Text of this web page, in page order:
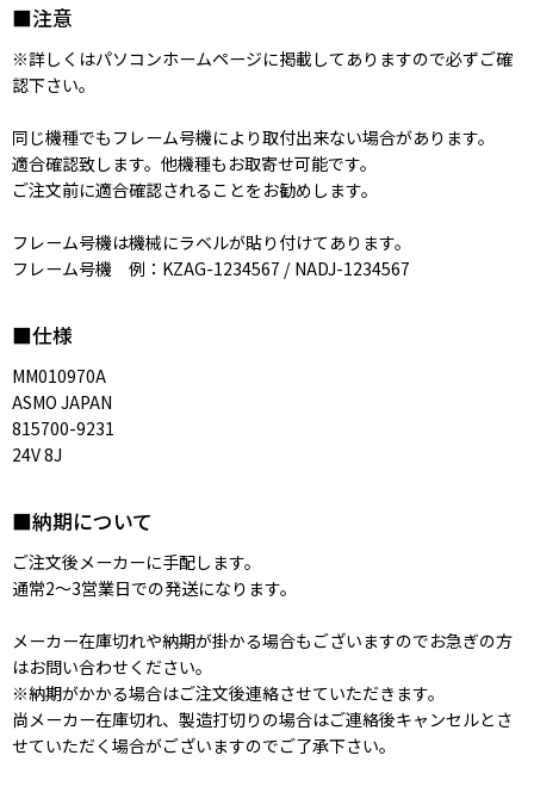
■注意
※詳しくはパソコンホームページに掲載してありますので必ずご確
認下さい。
同じ機種でもフレーム号機により取付出来ない場合があります。
適合確認致します。他機種もお取寄せ可能です。
ご注文前に適合確認されることをお勧めします。
フレーム号機は機械にラベルが貼り付けてあります。
フレーム号機 例：KZAG-1234567 / NADJ-1234567
■仕様
MM010970A
ASMO JAPAN
815700-9231
24V 8J
■納期について
ご注文後メーカーに手配します。
通常2〜3営業日での発送になります。
メーカー在庫切れや納期が掛かる場合もございますのでお急ぎの方
はお問い合わせください。
※納期がかかる場合はご注文後連絡させていただきます。
尚メーカー在庫切れ、製造打切りの場合はご連絡後キャンセルとさ
せていただく場合がございますのでご了承下さい。